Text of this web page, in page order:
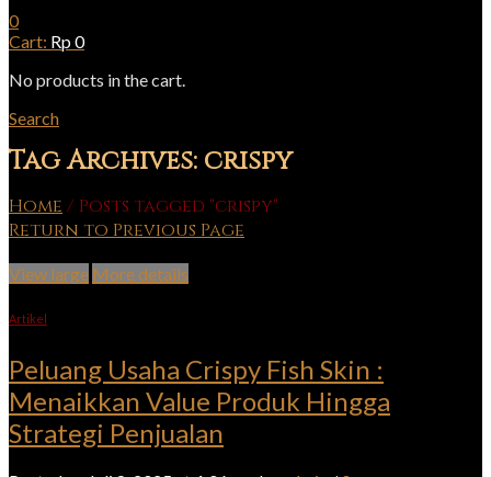
0
Cart: Rp0
No products in the cart.
Search
Tag Archives: crispy
Home / Posts tagged "crispy"
Return to Previous Page
View large More details
Artikel
Peluang Usaha Crispy Fish Skin :
Menaikkan Value Produk Hingga
Strategi Penjualan